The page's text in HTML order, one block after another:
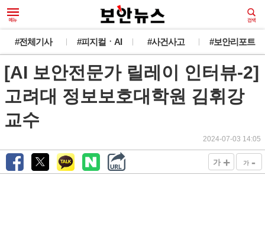
#전체기사 #피지컬ㆍAI #사건사고 #보안리포트
[AI 보안전문가 릴레이 인터뷰-2]
고려대 정보보호대학원 김휘강
교수
2024-07-03 14:05
가 + 가 -